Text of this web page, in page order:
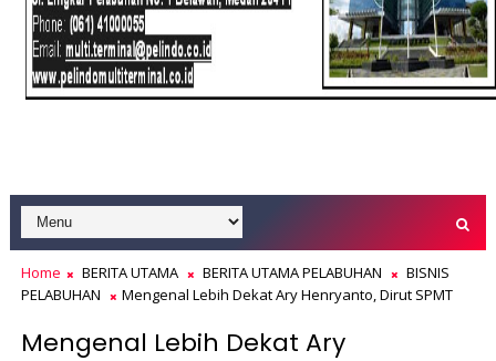
Home BERITA UTAMA BERITA UTAMA PELABUHAN
BISNIS
PELABUHAN
Mengenal Lebih Dekat Ary Henryanto, Dirut SPMT
Mengenal Lebih Dekat Ary